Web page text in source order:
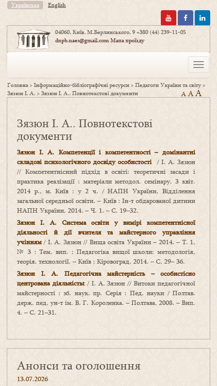
Українська English
04060, Київ, М.Берлинського, 9+380 (44) 239-11-05
dnpb.naes@gmail.comМапа проїзду
Toggle
Головна >Інформаційно-бібліографічні ресурси >Педагоги України та світу>
Зязюн І. А. >Зязюн І. А.. Повнотекстові документи A AA
Зязюн І. А.. Повнотекстові
документи
Зязюн І. А. Компетенції і компетентності – домінантні
складові психологічного досвіду особистості / І. А. Зязюн
// Компетентнісний підхід в освіті: теоретичні засади і
практика реалізації : матеріали методол. семінару, 3 квіт.
2014 р., м. Київ : у 2 ч. / НАПН України, Відділення
загальної середньої освіти. – Київ : Ін-т обдарованої дитини
НАПН України, 2014. – Ч. 1. – С. 19–32.
Зязюн І. А. Система освіти у вимірі компетентнісної
діяльності й дії вчителя та майстерного управління
учінням / І. А. Зязюн // Вища освіта України – 2014. – Т. 1,
№ 3 : Тем. вип. : Педагогіка вищої школи: методологія,
теорія, технології. – Київ ; Кіровоград, 2014. – С. 29– 36.
Зязюн І. А. Педагогічна майстерність – особистісно
центрована діяльністьt/ І. А. Зязюн // Витоки педагогічної
майстерності : зб. наук. пр. Серія : Пед. науки / Полтав.
держ. пед. ун-т ім. В. Г. Короленка. – Полтава, 2008. – Вип.
4. – С. 21–31.
Анонси та оголошення
13.07.2026